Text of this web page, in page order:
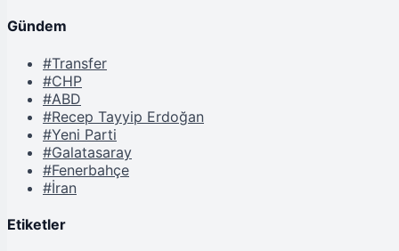
Gündem
#Transfer
#CHP
#ABD
#Recep Tayyip Erdoğan
#Yeni Parti
#Galatasaray
#Fenerbahçe
#İran
Etiketler